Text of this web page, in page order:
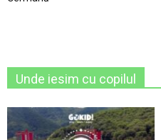
Unde iesim cu copilul